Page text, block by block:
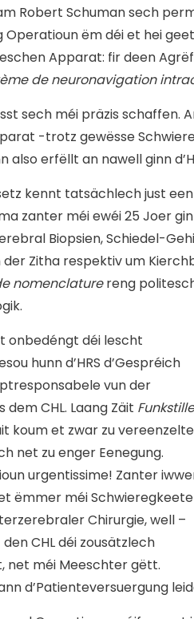
Robert Schuman sech
Operatioun ëm déi et hei
Apparat: fir deen
de neuronavigation
sech méi präzis schaffen.
-trotz gewësse
also erfëllt an nawell ginn
kennt tatsächlech just
zanter méi ewéi 25 Joer
Biopsien, Schiedel-
Zitha respektiv um
nomenclaturereng
onbedéngt déi lescht
hunn d’HRS d’Gespréich
vun der
dem CHL. Laang Zäit
koum et zwar zu vereenzelte
net zu enger Eenegung.
urgentissime! Zanter
ëmmer méi
Chirurgie, well –
CHL déi zousätzlech
net méi Meeschter gëtt.
d’Patienteversuergung